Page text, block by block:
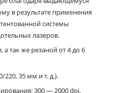
в результате применения
системы
лазеров.
так же резаной от 4 до 6
35 мм и т. д.).
300 — 2000 dpi.